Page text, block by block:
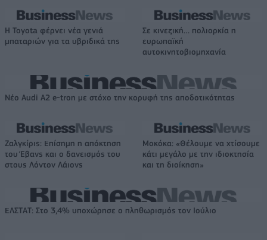
Η Toyota φέρνει νέα γενιά
μπαταριών για τα υβριδικά της
Σε κινεζική… πολιορκία η
ευρωπαϊκή
αυτοκινητοβιομηχανία
Νέο Audi A2 e-tron με στόχο την κορυφή της αποδοτικότητας
Ζαλγκίρις: Επίσημη η απόκτηση
του Έβανς και ο δανεισμός του
στους Λόντον Λάιονς
Μοκόκα: «Θέλουμε να χτίσουμε
κάτι μεγάλο με την ιδιοκτησία
και τη διοίκηση»
ΕΛΣΤΑΤ: Στο 3,4% υποχώρησε ο πληθωρισμός τον Ιούλιο